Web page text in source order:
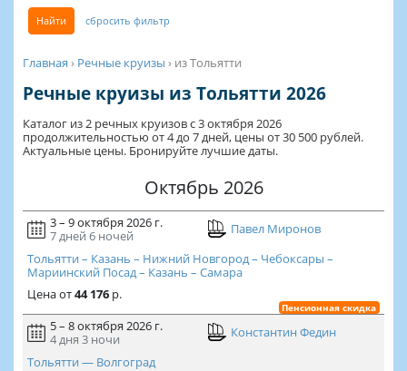
Найти сбросить фильтр
Главная › Речные круизы › из Тольятти
Речные круизы из Тольятти 2026
Каталог из 2 речных круизов с 3 октября 2026
продолжительностью от 4 до 7 дней, цены от 30 500 рублей.
Актуальные цены. Бронируйте лучшие даты.
Октябрь 2026
3 – 9 октября 2026 г.
7 дней 6 ночей
Павел Миронов
Тольятти – Казань – Нижний Новгород – Чебоксары –
Мариинский Посад – Казань – Самара
Ценаот44 176р.
Пенсионная скидка
5 – 8 октября 2026 г.
4 дня 3 ночи
Константин Федин
Тольятти — Волгоград